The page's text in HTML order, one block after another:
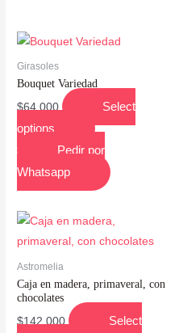
Girasoles
Bouquet Variedad
$64,000
Select
options
Pedir por
Whatsapp
Astromelia
Caja en madera, primaveral, con
chocolates
$142,000
Select